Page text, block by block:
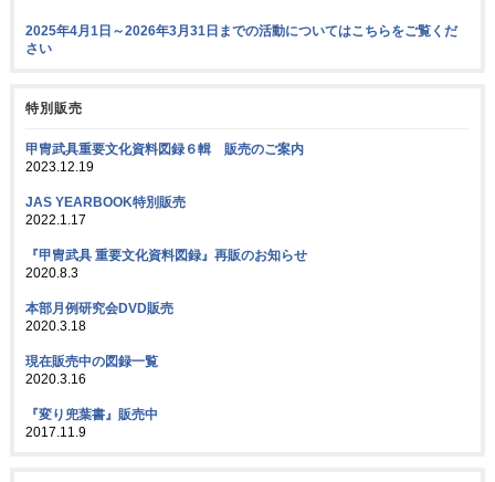
2025年4月1日～2026年3月31日までの活動についてはこちらをご覧くだ
さい
特別販売
甲冑武具重要文化資料図録６輯 販売のご案内
2023.12.19
JAS YEARBOOK特別販売
2022.1.17
『甲冑武具 重要文化資料図録』再販のお知らせ
2020.8.3
本部月例研究会DVD販売
2020.3.18
現在販売中の図録一覧
2020.3.16
『変り兜葉書』販売中
2017.11.9